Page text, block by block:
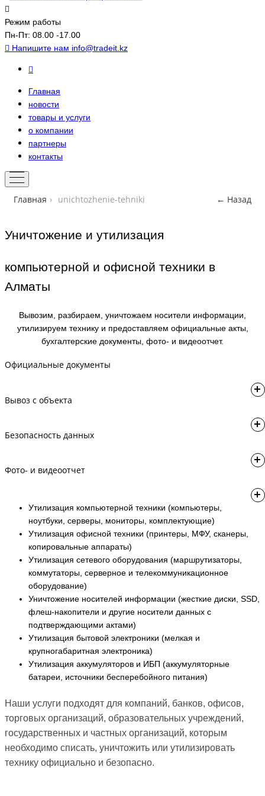
Режим работы
Пн-Пт: 08.00 -17.00
Напишите нам info@tradeit.kz
Главная
новости
товары и услуги
о компании
партнеры
контакты
Главная › unichtozhenie-tehniki ← Назад
Уничтожение и утилизация
компьютерной и офисной техники в
Алматы
Вывозим, разбираем, уничтожаем носители информации,
утилизируем технику и предоставляем официальные акты,
бухгалтерские документы, фото- и видеоотчет.
Официальные документы
Вывоз с объекта
Безопасность данных
Фото- и видеоотчет
Утилизация компьютерной техники (компьютеры,
ноутбуки, серверы, мониторы, комплектующие)
Утилизация офисной техники (принтеры, МФУ, сканеры,
копировальные аппараты)
Утилизация сетевого оборудования (маршрутизаторы,
коммутаторы, серверное и телекоммуникационное
оборудование)
Уничтожение носителей информации (жесткие диски, SSD,
флеш-накопители и другие носители данных с
подтверждающими актами)
Утилизация бытовой электроники (мелкая и
крупногабаритная электроника)
Утилизация аккумуляторов и ИБП (аккумуляторные
батареи, источники бесперебойного питания)
Наши услуги подходят для компаний, банков, офисов,
торговых организаций, образовательных учреждений,
государственных и частных организаций, которым
необходимо списать, уничтожить или утилизировать
технику официально и безопасно.